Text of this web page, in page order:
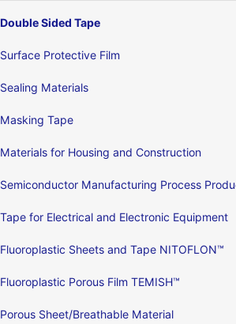
Double Sided Tape
Surface Protective Film
Sealing Materials
Masking Tape
Materials for Housing and Construction
Semiconductor Manufacturing Process
Tape for Electrical and Electronic Equipment
Fluoroplastic Sheets and Tape NITOFLON™
Fluoroplastic Porous Film TEMISH™
Porous Sheet/Breathable Material